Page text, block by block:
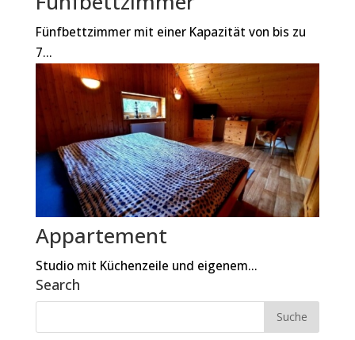
Fünfbettzimmer mit einer Kapazität von bis zu
7...
Appartement
Studio mit Küchenzeile und eigenem...
Search